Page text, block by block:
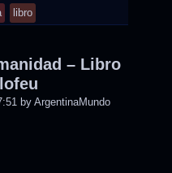
libro
– Libro
by ArgentinaMundo